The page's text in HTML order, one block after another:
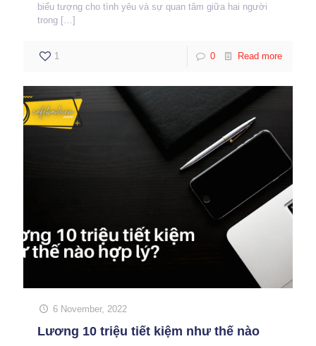
biểu tượng cho tình yêu và sự quan tâm giữa hai người
trong […]
1 0 Read more
6 November, 2022
Lương 10 triệu tiết kiệm như thế nào